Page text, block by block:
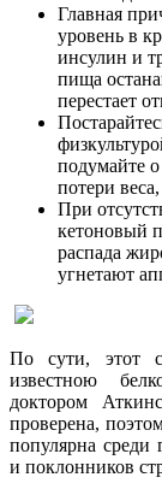
Главная
уровень в
инсулин и
пища
перестает
подумайте
потери
При
кетоновый
распада
угнетают
По сути, этот
известною
доктором
проверена,
популярна среди
и поклонников